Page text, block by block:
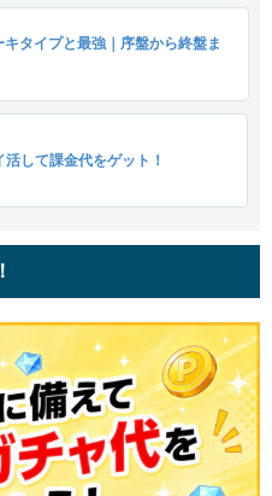
キタイプと最強｜序盤から終盤ま
して課金代をゲット！